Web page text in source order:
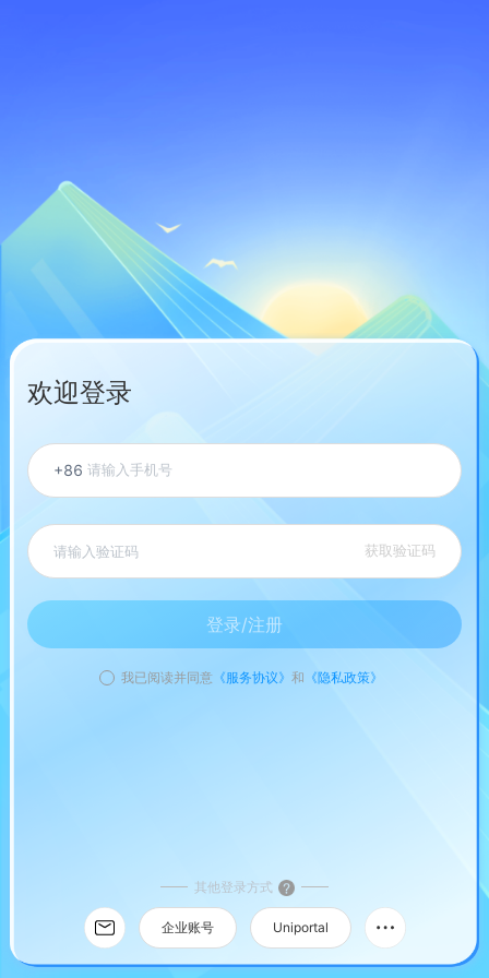
欢迎登录
+86
获取验证码
登录/注册
我已阅读并同意《服务协议》 和 《隐私政策》
其他登录方式
企业账号 Uniportal